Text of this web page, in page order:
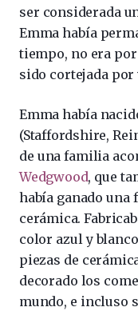
ser considerada
Emma había
tiempo, no era
sido cortejada
Emma había
(Staffordshire,
de una familia
Wedgwood, que
había ganado
cerámica.
color azul y
piezas de
decorado los
mundo, e incluso